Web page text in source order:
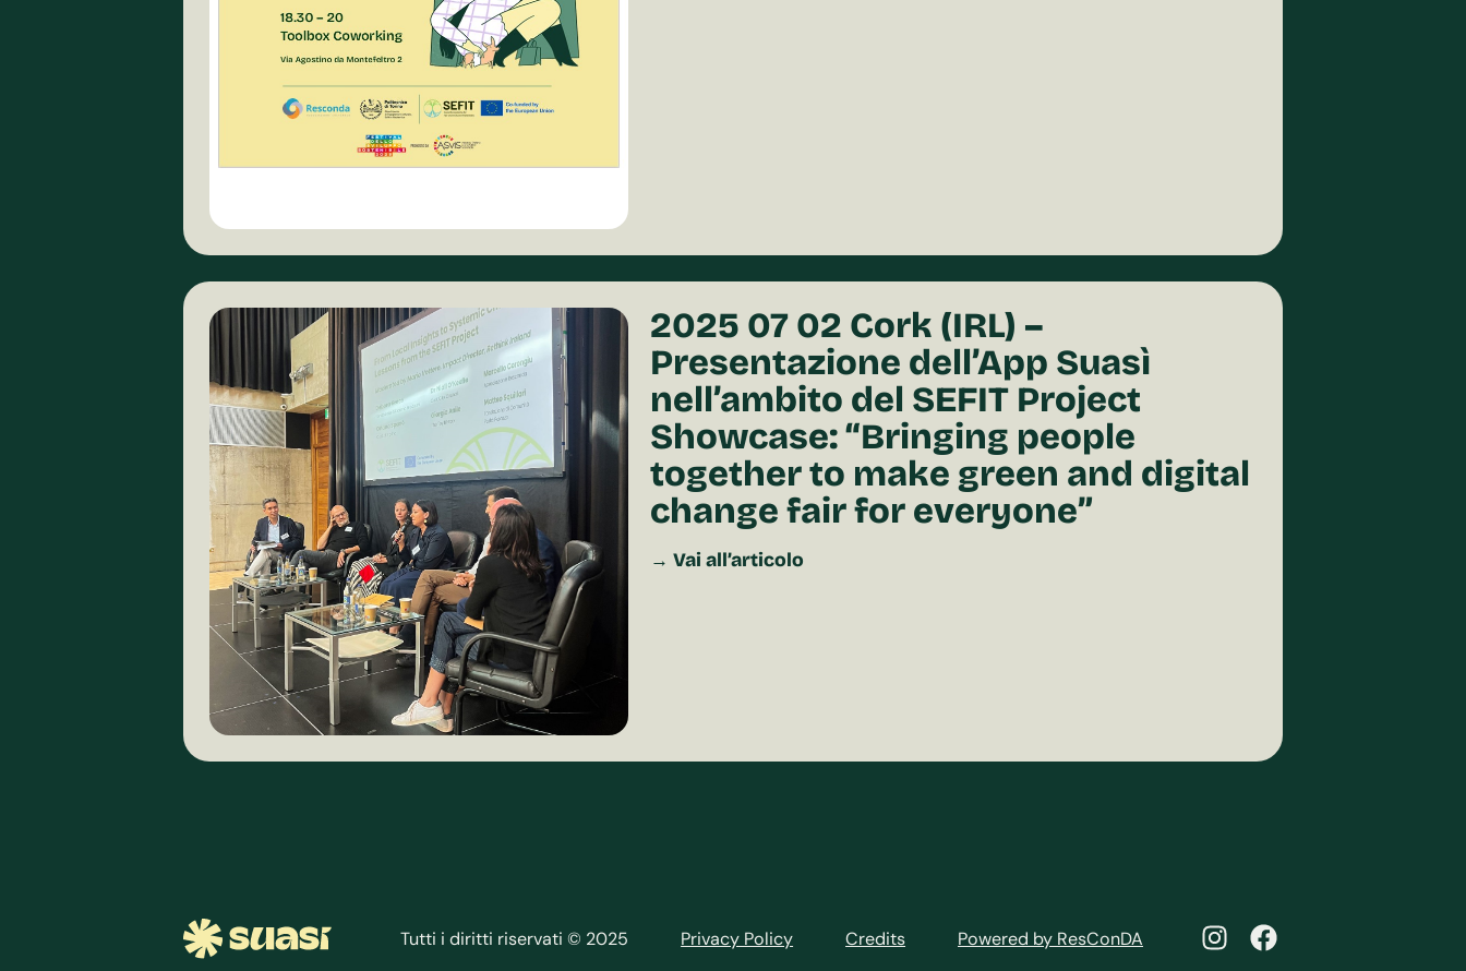
2025 07 02 Cork (IRL) –
Presentazione dell’App Suasì
nell’ambito del SEFIT Project
Showcase: “Bringing people
together to make green and digital
change fair for everyone”
→ Vai all’articolo
Tutti i diritti riservati © 2025 Privacy Policy Credits Powered by ResConDA